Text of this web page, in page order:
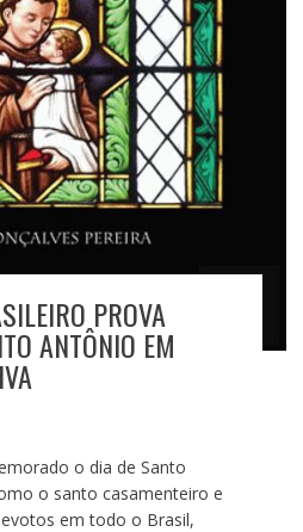
PROVA
ANTÔNIO EM
o dia de Santo
o santo casamenteiro e
em todo o Brasil,